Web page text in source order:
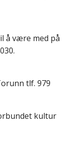
å være med på
tlf. 979
kultur